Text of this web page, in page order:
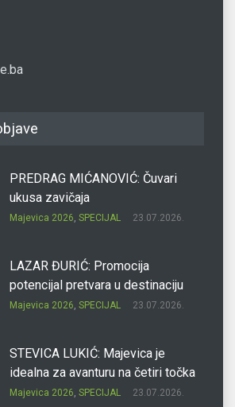
PREDRAG MIĆANOVIĆ: Čuvari
ukusa zavičaja
Majevica 2026, SPECIJAL 23.07.2026.
LAZAR ĐURIĆ: Promocija
potencijal pretvara u destinaciju
Majevica 2026, SPECIJAL 23.07.2026.
STEVICA LUKIĆ: Majevica je
idealna za avanturu na četiri točka
Majevica 2026, SPECIJAL 23.07.2026.